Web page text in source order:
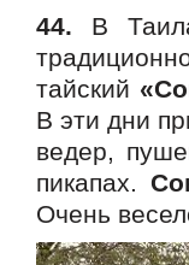
44. В
тайский
В эти дни
ведер,
пикапах.
Очень